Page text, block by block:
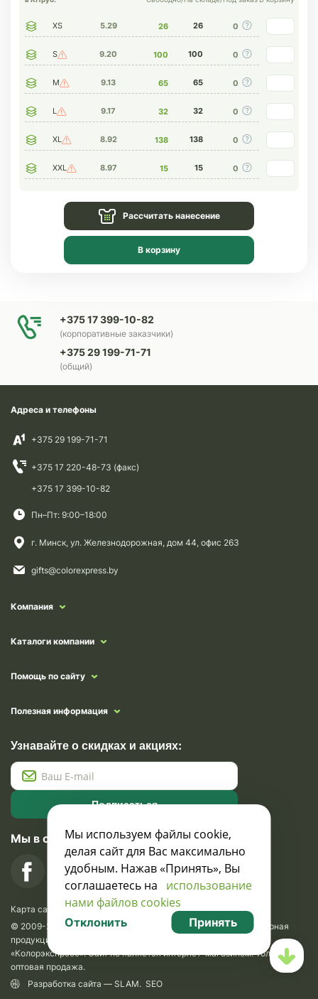
XS 5.29 26 26 0
S 9.20 100 100 0
M 9.13 65 65 0
L 9.17 32 32 0
XL 8.92 138 138 0
XXL 8.97 15 15 0
Рассчитать нанесение
В корзину
+375 17 399-10-82
(корпоративные заказчики)
+375 29 199-71-71
(общий)
Адреса и телефоны
+375 29 199-71-71
+375 17 220-48-73 (факс)
+375 17 399-10-82
Пн–Пт: 9:00–18:00
г. Минск, ул. Железнодорожная, дом 44, офис 263
gifts@colorexpress.by
Компания
Каталоги компании
Помощь по сайту
Полезная информация
Узнавайте о скидках и акциях:
Подписаться
Мы в социальных сетях
Карта сайта
© 2009-2026 Krasavik.by. Сувениры оптом. Рекламно-сувенирная
продукция и сувениры с логотипом. УНН 100873745, ООО
«Колорэкспресс». Сайт не является интернет-магазином. Только
оптовая продажа.
Разработка сайта — SLAM. SEO
Мы используем файлы cookie,
делая сайт для Вас максимально
удобным. Нажав «Принять», Вы
соглашаетесь на использование
нами файлов cookies
Отклонить Принять